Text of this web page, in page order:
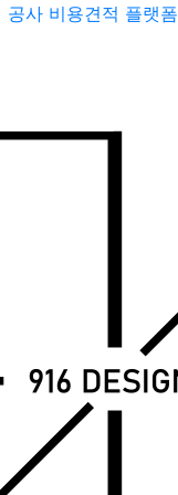
사 비용견적 플랫폼